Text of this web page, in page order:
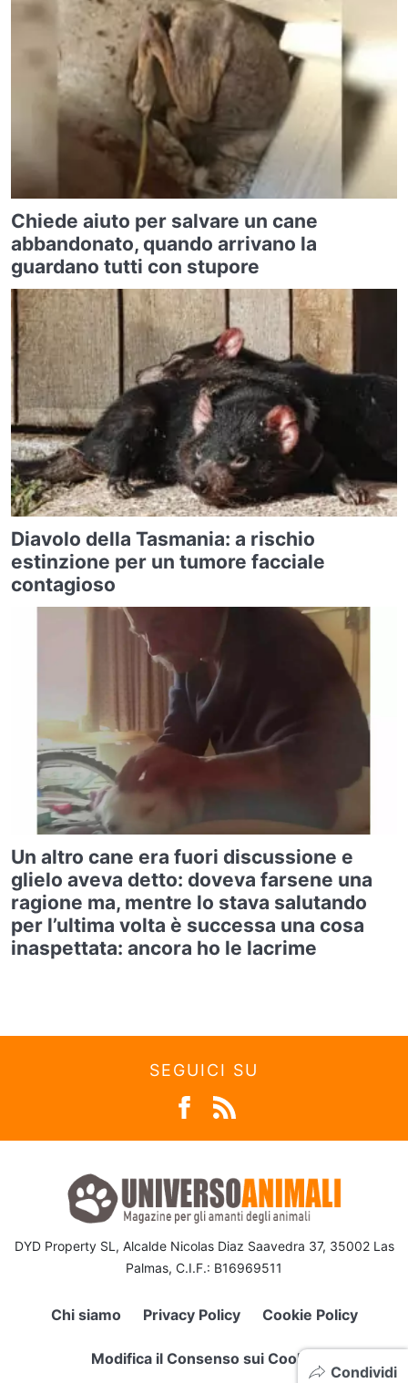
Condividi
Chiede aiuto per salvare un cane
abbandonato, quando arrivano la
guardano tutti con stupore
Diavolo della Tasmania: a rischio
estinzione per un tumore facciale
contagioso
Un altro cane era fuori discussione e
glielo aveva detto: doveva farsene una
ragione ma, mentre lo stava salutando
per l’ultima volta è successa una cosa
inaspettata: ancora ho le lacrime
SEGUICI SU
DYD Property SL, Alcalde Nicolas Diaz Saavedra 37, 35002 Las
Palmas, C.I.F.: B16969511
Chi siamo Privacy Policy Cookie Policy
Modifica il Consenso sui Cookie